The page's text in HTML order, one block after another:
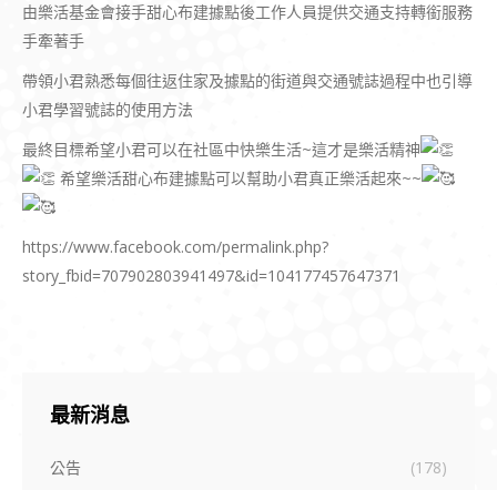
由樂活基金會接手甜心布建據點後工作人員提供交通支持轉銜服務
手牽著手
帶領小君熟悉每個往返住家及據點的街道與交通號誌過程中也引導
小君學習號誌的使用方法
最終目標希望小君可以在社區中快樂生活~這才是樂活精神
希望樂活甜心布建據點可以幫助小君真正樂活起來~~
https://www.facebook.com/permalink.php?
story_fbid=707902803941497&id=104177457647371
最新消息
公告
(178)